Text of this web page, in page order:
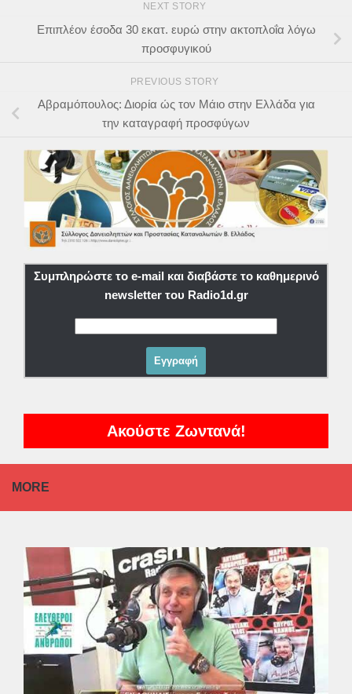
NEXT STORY
Επιπλέον έσοδα 30 εκατ. ευρώ στην ακτοπλοΐα λόγω
προσφυγικού
PREVIOUS STORY
Αβραμόπουλος: Διορία ώς τον Μάιο στην Ελλάδα για
την καταγραφή προσφύγων
Συμπληρώστε το e-mail και διαβάστε το καθημερινό
newsletter του Radio1d.gr
Ακούστε Ζωντανά!
MORE